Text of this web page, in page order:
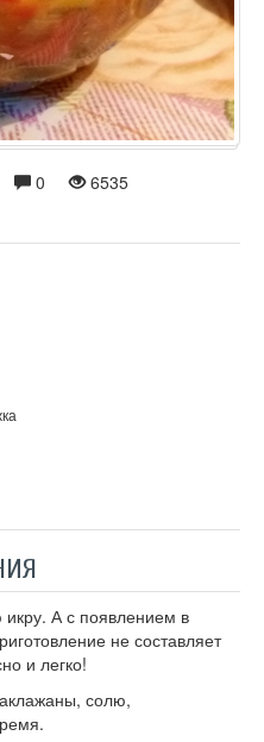
0 6535
А с появлением в
не составляет
и легко!
солю,